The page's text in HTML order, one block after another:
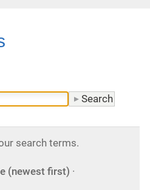
search terms.
(newest first) ·